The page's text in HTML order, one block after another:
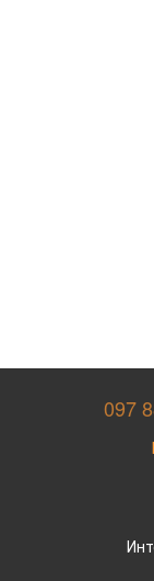
097